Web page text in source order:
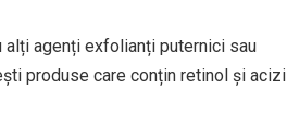
agenți exfolianți puternici sau
produse care conțin retinol și acizi